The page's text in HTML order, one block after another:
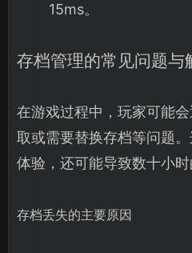
15ms。
存档管理的常见问题与
在游戏过程中，玩家可能
取或需要替换存档等问题
体验，还可能导致数十小时
存档丢失的主要原因